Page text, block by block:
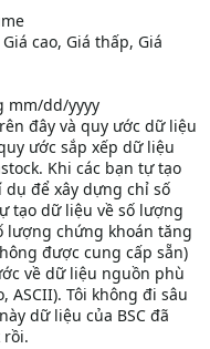
cao, Giá thấp, Giá
mm/dd/yyyy
đây và quy ước dữ liệu
ước sắp xếp dữ liệu
Khi các bạn tự tạo
dụ để xây dựng chỉ số
tạo dữ liệu về số lượng
lượng chứng khoán tăng
được cung cấp sẵn)
về dữ liệu nguồn phù
ASCII). Tôi không đi sâu
dữ liệu của BSC đã
rồi.